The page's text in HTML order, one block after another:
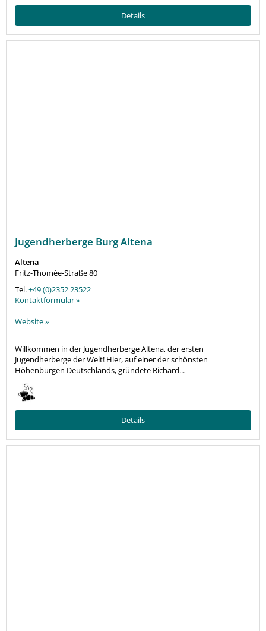
Details
Jugendherberge Burg Altena
Altena
Fritz-Thomée-Straße 80
Tel.+49 (0)2352 23522
Kontaktformular »
Website »
Willkommen in der Jugendherberge Altena, der ersten
Jugendherberge der Welt! Hier, auf einer der schönsten
Höhenburgen Deutschlands, gründete Richard...
Details